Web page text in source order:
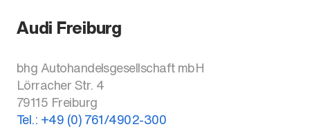
Audi Freiburg
bhg Autohandelsgesellschaft mbH
Lörracher Str. 4
79115 Freiburg
Tel.: +49 (0) 761/4902-300